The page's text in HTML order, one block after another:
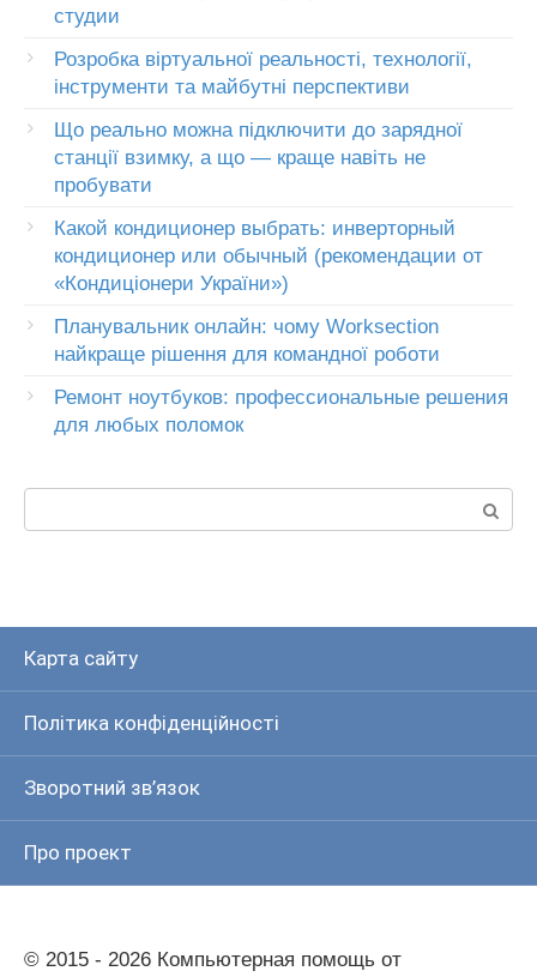
студии
Розробка віртуальної реальності, технології,
інструменти та майбутні перспективи
Що реально можна підключити до зарядної
станції взимку, а що — краще навіть не
пробувати
Какой кондиционер выбрать: инверторный
кондиционер или обычный (рекомендации от
«Кондиціонери України»)
Планувальник онлайн: чому Worksection
найкраще рішення для командної роботи
Ремонт ноутбуков: профессиональные решения
для любых поломок
Карта сайту
Політика конфіденційності
Зворотний зв’язок
Про проект
© 2015 - 2026 Компьютерная помощь от